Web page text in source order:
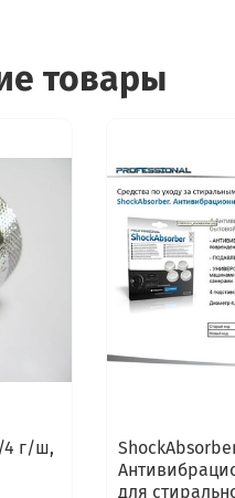
товары
4 г/ш,
для